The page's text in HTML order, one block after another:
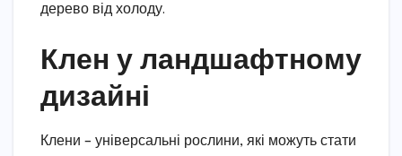
дерево від холоду.
Клен у ландшафтному
дизайні
Клени – універсальні рослини, які можуть стати